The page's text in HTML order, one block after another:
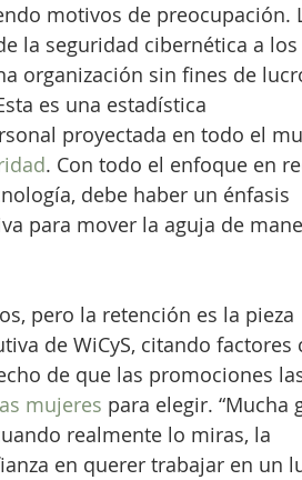
motivos de preocupación.
la seguridad cibernética a los
organización sin fines de
es una estadística
proyectada en todo el
. Con todo el enfoque en
debe haber un énfasis
para mover la aguja de
pero la retención es la pieza
de WiCyS, citando factores
de que las promociones
mujeres para elegir. “Mucha
realmente lo miras, la
en querer trabajar en un